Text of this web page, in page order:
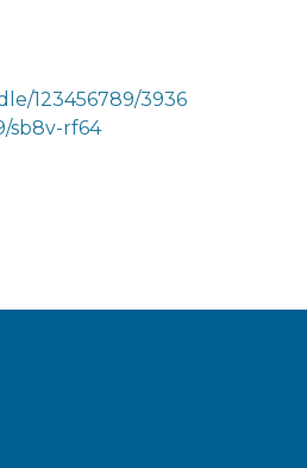
123456789/3936
sb8v-rf64